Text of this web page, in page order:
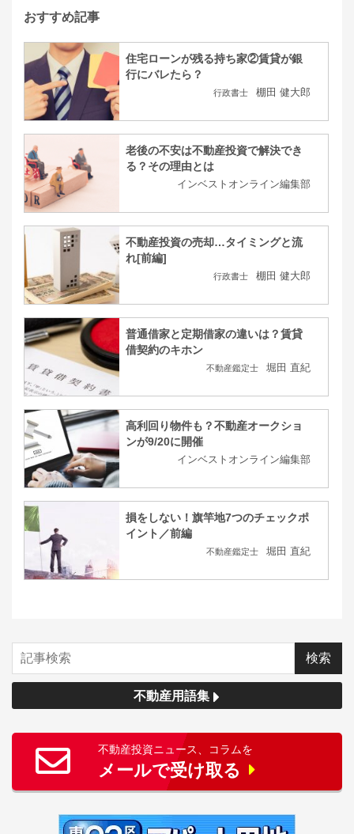
おすすめ記事
住宅ローンが残る持ち家②賃貸が銀
行にバレたら？
行政書士 棚田 健大郎
老後の不安は不動産投資で解決でき
る？その理由とは
インベストオンライン編集部
不動産投資の売却…タイミングと流
れ[前編]
行政書士 棚田 健大郎
普通借家と定期借家の違いは？賃貸
借契約のキホン
不動産鑑定士 堀田 直紀
高利回り物件も？不動産オークショ
ンが9/20に開催
インベストオンライン編集部
損をしない！旗竿地7つのチェックポ
イント／前編
不動産鑑定士 堀田 直紀
不動産用語集
不動産投資ニュース、コラムを
メールで受け取る